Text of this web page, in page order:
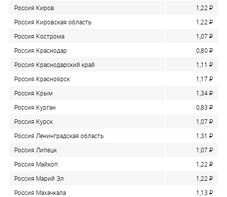
Россия Киров
1,22 P
Россия Кировская область
1,22 P
Россия Кострома
1,07 P
Россия Краснодар
0,80P
Россия Краснодарский край
1,11 P
Россия Красноярск
1,17 P
Россия Крым
1,34P
Россия Курган
0,83 P
Россия Курск
1,07 P
Россия Ленинградская область
1,31 P
Россия Липецк
1,07 P
Россия Майкоп
1,22 P
Россия Марий Эл
1,22 P
Россия Махачкала
1,13 P